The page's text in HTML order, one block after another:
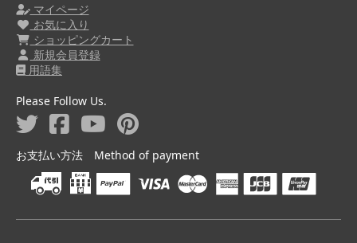
マイページ
お気に入り
ショッピングカート
新規会員登録
用語集
Please Follow Us.
お支払い方法 Method of payment